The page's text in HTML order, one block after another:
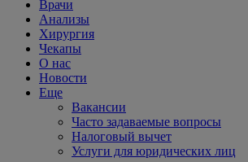
Врачи
Анализы
Хирургия
Чекапы
О нас
Новости
Еще
Вакансии
Часто задаваемые вопросы
Налоговый вычет
Услуги для юридических лиц